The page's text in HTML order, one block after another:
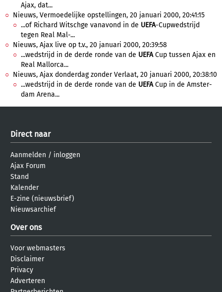
Ajax, dat...
Nieuws, Vermoedelijke opstellingen, 20 januari 2000, 20:41:15
...of Richard Witschge vanavond in de UEFA-Cupwedstrijd
tegen Real Mal-...
Nieuws, Ajax live op t.v., 20 januari 2000, 20:39:58
...wedstrijd in de derde ronde van de UEFACup tussen Ajax en
Real Mallorca...
Nieuws, Ajax donderdag zonder Verlaat, 20 januari 2000, 20:38:10
...wedstrijd in de derde ronde van de UEFACup in de Amster-
dam Arena...
Direct naar
Aanmelden / inloggen
Ajax Forum
Stand
Kalender
E-zine (nieuwsbrief)
Nieuwsarchief
Over ons
Voor webmasters
Disclaimer
Privacy
Adverteren